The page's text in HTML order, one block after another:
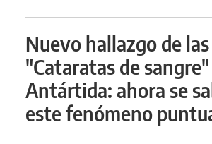
Nuevo hallazgo de las
"Cataratas de
Antártida: ahora se
este fenómeno